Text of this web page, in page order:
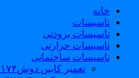
خانه
تاسیسات
تاسیسات برودتی
تاسیسات حرارتی
تاسیسات ساختمانی
تعمیر کابین دوش۸۸۰۴۲۱۷۴_فروش کابین دوش